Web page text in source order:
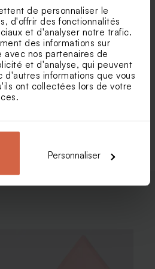
de personnaliser le
d'offrir des fonctionnalités
et d'analyser notre trafic.
des informations sur
avec nos partenaires de
et d'analyse, qui peuvent
informations que vous
ont collectées lors de votre
Personnaliser
Faire part mariage envolée
de brindilles dorées
Faire-part mariage